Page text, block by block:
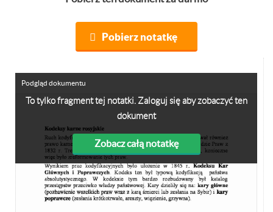
Pobierz notatkę
To tylko fragment tej notatki. Zaloguj się aby zobaczyć ten
dokument
Zobacz całą notatkę
Podgląd dokumentu